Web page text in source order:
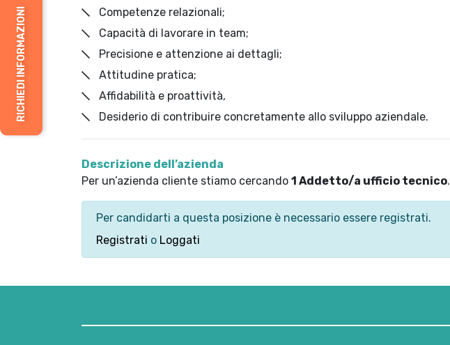
RICHIEDI INFORMAZIONI
Competenze relazionali;
Capacità di lavorare in team;
Precisione e attenzione ai dettagli;
Attitudine pratica;
Affidabilità e proattività,
Desiderio di contribuire concretamente allo sviluppo aziendale.
Descrizione dell’azienda
Per un’azienda cliente stiamo cercando 1 Addetto/a ufficio tecnico.
Per candidarti a questa posizione è necessario essere registrati.
Registrati o Loggati